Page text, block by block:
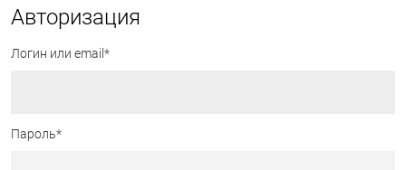
Авторизация
Логин или email*
Пароль*